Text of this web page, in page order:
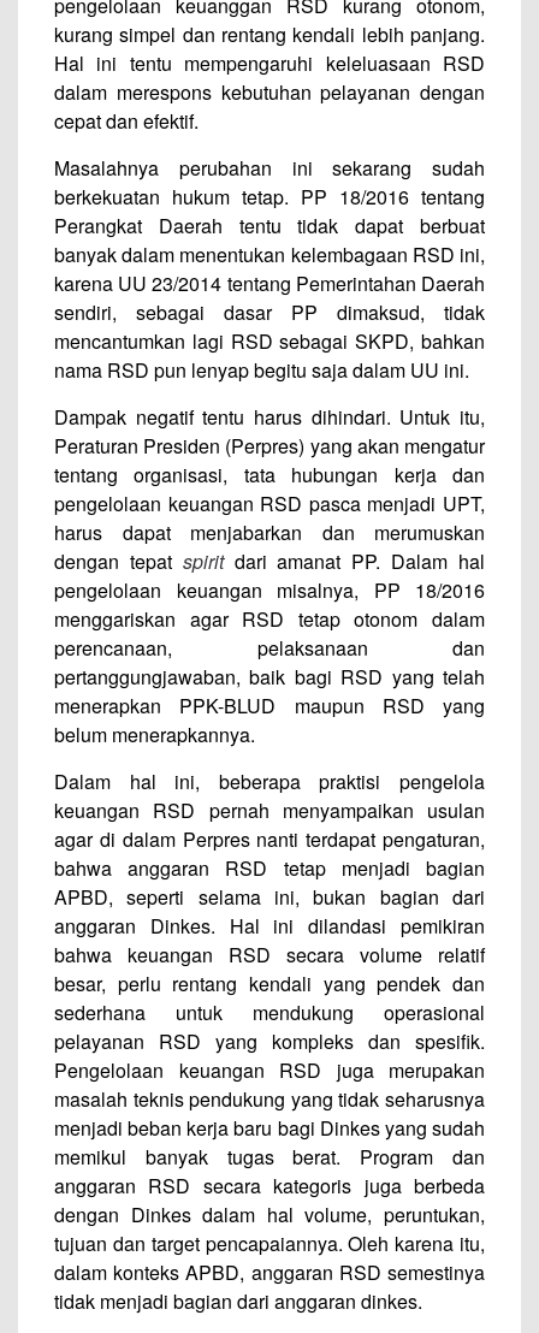
kurang simpel dan rentang kendali lebih panjang.
Hal ini tentu mempengaruhi keleluasaan RSD
dalam merespons kebutuhan pelayanan dengan
cepat dan efektif.
Masalahnya perubahan ini sekarang sudah
berkekuatan hukum tetap. PP 18/2016 tentang
Perangkat Daerah tentu tidak dapat berbuat
banyak dalam menentukan kelembagaan RSD ini,
karena UU 23/2014 tentang Pemerintahan Daerah
sendiri, sebagai dasar PP dimaksud, tidak
mencantumkan lagi RSD sebagai SKPD, bahkan
nama RSD pun lenyap begitu saja dalam UU ini.
Dampak negatif tentu harus dihindari. Untuk itu,
Peraturan Presiden (Perpres) yang akan mengatur
tentang organisasi, tata hubungan kerja dan
pengelolaan keuangan RSD pasca menjadi UPT,
harus dapat menjabarkan dan merumuskan
dengan tepat spiritdari amanat PP. Dalam hal
pengelolaan keuangan misalnya, PP 18/2016
menggariskan agar RSD tetap otonom dalam
perencanaan, pelaksanaan dan
pertanggungjawaban, baik bagi RSD yang telah
menerapkan PPK-BLUD maupun RSD yang
belum menerapkannya.
Dalam hal ini, beberapa praktisi pengelola
keuangan RSD pernah menyampaikan usulan
agar di dalam Perpres nanti terdapat pengaturan,
bahwa anggaran RSD tetap menjadi bagian
APBD, seperti selama ini, bukan bagian dari
anggaran Dinkes. Hal ini dilandasi pemikiran
bahwa keuangan RSD secara volume relatif
besar, perlu rentang kendali yang pendek dan
sederhana untuk mendukung operasional
pelayanan RSD yang kompleks dan spesifik.
Pengelolaan keuangan RSD juga merupakan
masalah teknis pendukung yang tidak seharusnya
menjadi beban kerja baru bagi Dinkes yang sudah
memikul banyak tugas berat. Program dan
anggaran RSD secara kategoris juga berbeda
dengan Dinkes dalam hal volume, peruntukan,
tujuan dan target pencapaiannya. Oleh karena itu,
dalam konteks APBD, anggaran RSD semestinya
tidak menjadi bagian dari anggaran dinkes.